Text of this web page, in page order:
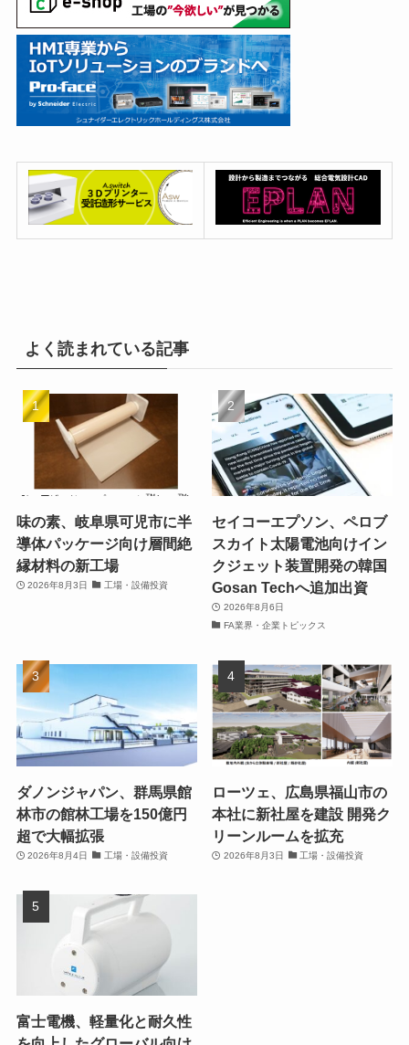
よく読まれている記事
味の素、岐阜県可児市に半
導体パッケージ向け層間絶
縁材料の新工場
2026年8月3日 工場・設備投資
セイコーエプソン、ペロブ
スカイト太陽電池向けイン
クジェット装置開発の韓国
Gosan Techへ追加出資
2026年8月6日
FA業界・企業トピックス
ダノンジャパン、群馬県館
林市の館林工場を150億円
超で大幅拡張
2026年8月4日 工場・設備投資
ローツェ、広島県福山市の
本社に新社屋を建設 開発ク
リーンルームを拡充
2026年8月3日 工場・設備投資
富士電機、軽量化と耐久性